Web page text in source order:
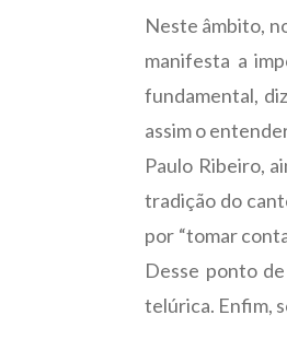
Neste âmbito,
manifesta a
fundamental,
assim o
Paulo Ribeiro,
tradição do
por “tomar
Desse ponto
telúrica. Enfim,